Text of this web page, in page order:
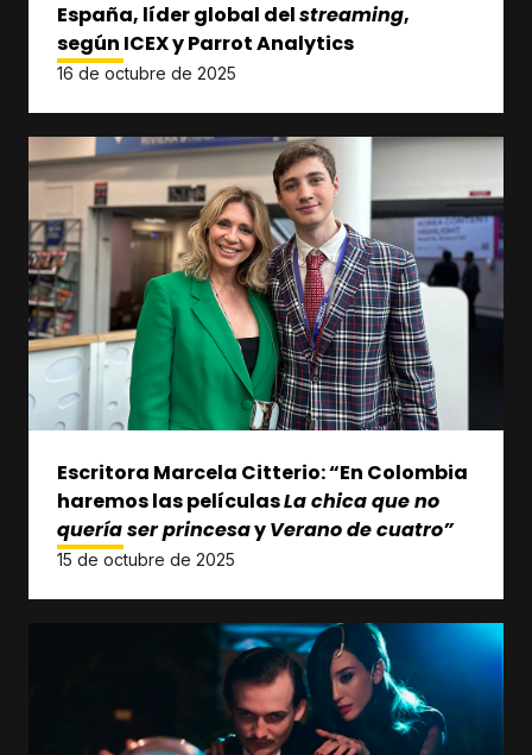
España, líder global delstreaming,
según ICEX y Parrot Analytics
16 de octubre de 2025
Escritora Marcela Citterio: “En Colombia
haremos las películasLa chica que no
quería ser princesayVerano de cuatro”
15 de octubre de 2025